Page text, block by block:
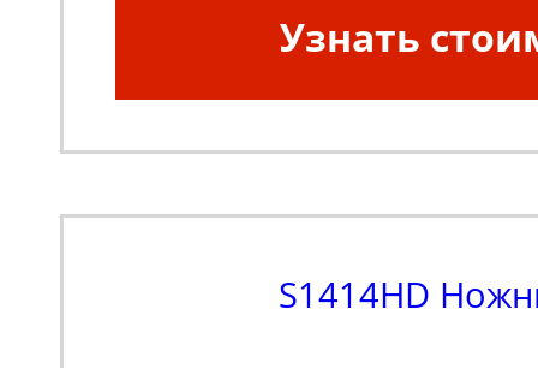
Узнать